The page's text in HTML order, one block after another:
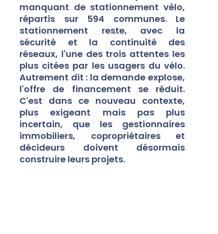
manquant de stationnement vélo,
répartis sur 594 communes. Le
stationnement reste, avec la
sécurité et la continuité des
réseaux, l'une des trois attentes les
plus citées par les usagers du vélo.
Autrement dit : la demande explose,
l'offre de financement se réduit.
C'est dans ce nouveau contexte,
plus exigeant mais pas plus
incertain, que les gestionnaires
immobiliers, copropriétaires et
décideurs doivent désormais
construire leurs projets.